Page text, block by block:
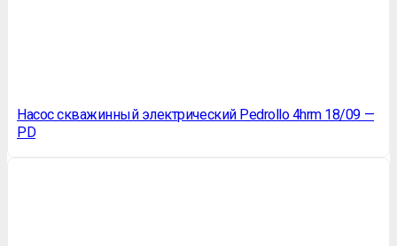
Насос скважинный электрический Pedrollo 4hrm 18/09 —
PD